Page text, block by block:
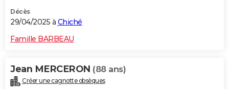
Décès
29/04/2025 à Chiché
Famille BARBEAU
Jean MERCERON (88 ans)
Créer une cagnotte obsèques